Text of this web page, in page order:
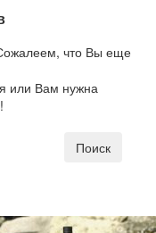
что Вы еще
или Вам нужна
Поиск